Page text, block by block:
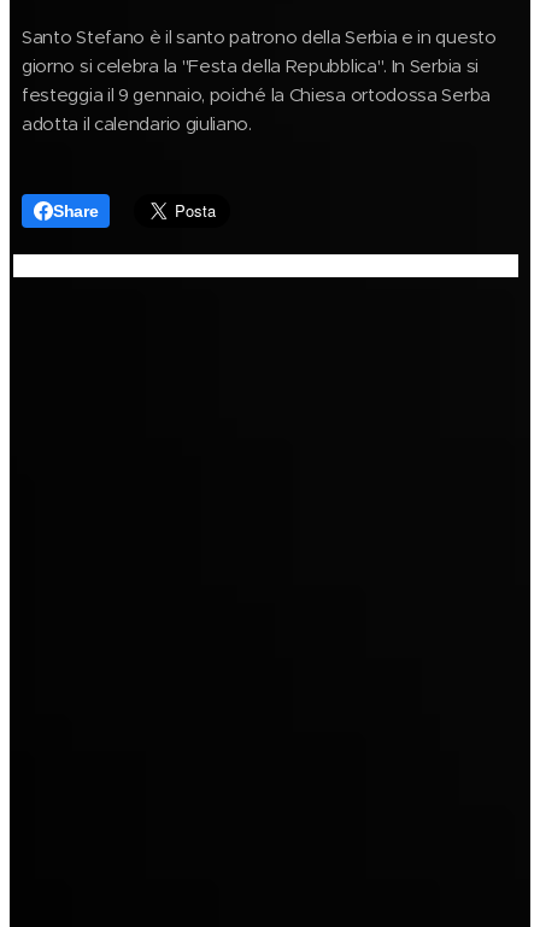
Santo Stefano è il santo patrono della Serbia e in questo
giorno si celebra la "Festa della Repubblica". In Serbia si
festeggia il 9 gennaio, poiché la Chiesa ortodossa Serba
adotta il calendario giuliano.
Share